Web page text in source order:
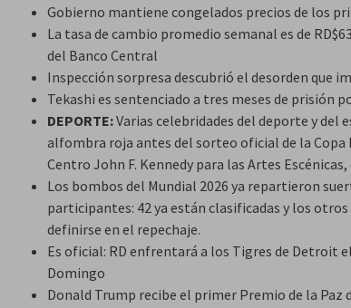
Gobierno mantiene congelados precios de los
La tasa de cambio promedio semanal es de
del Banco Central
Inspección sorpresa descubrió el desorden que
Tekashi es sentenciado a tres meses de prisión
DEPORTE:Varias celebridades del deporte y del
alfombra roja antes del sorteo oficial de la Copa
Centro John F. Kennedy para las Artes
Los bombos del Mundial 2026 ya repartieron
participantes: 42 ya están clasificadas y los otros
definirse en el repechaje.
Es oficial: RD enfrentará a los Tigres de Detroit
Domingo
Donald Trump recibe el primer Premio de la Paz